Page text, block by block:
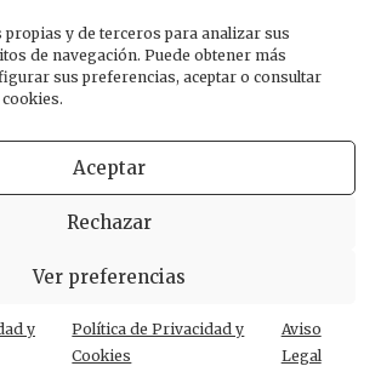
y de terceros para analizar sus
de navegación. Puede obtener más
sus preferencias, aceptar o consultar
Aceptar
Rechazar
Ver preferencias
y
Política de Privacidad y
Cookies
Aviso
Legal
e higiene en Clínica